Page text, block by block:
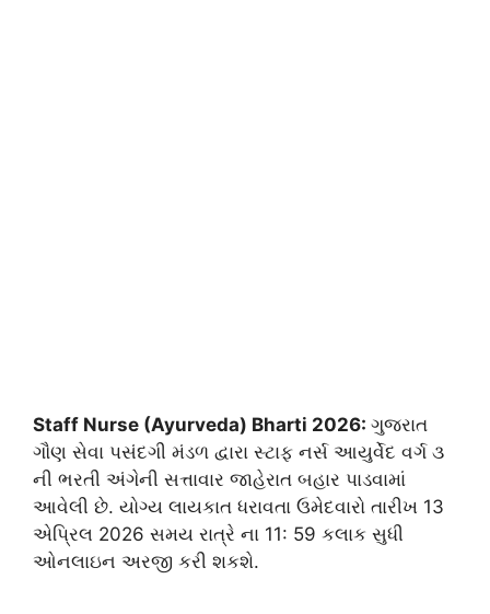
Staff Nurse (Ayurveda) Bharti 2026: ગુજરાત
ગૌણ સેવા પસંદગી મંડળ દ્વારા સ્ટાફ નર્સ આયુર્વેદ વર્ગ ૩
ની ભરતી અંગેની સત્તાવાર જાહેરાત બહાર પાડવામાં
આવેલી છે. યોગ્ય લાયકાત ધરાવતા ઉમેદવારો તારીખ 13
એપ્રિલ 2026 સમય રાત્રે ના 11: 59 કલાક સુધી
ઓનલાઇન અરજી કરી શકશે.